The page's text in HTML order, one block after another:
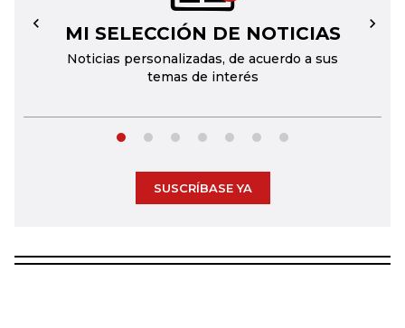
MI SELECCIÓN DE NOTICIAS
Noticias personalizadas, de acuerdo a sus
temas de interés
← →
SUSCRÍBASE YA